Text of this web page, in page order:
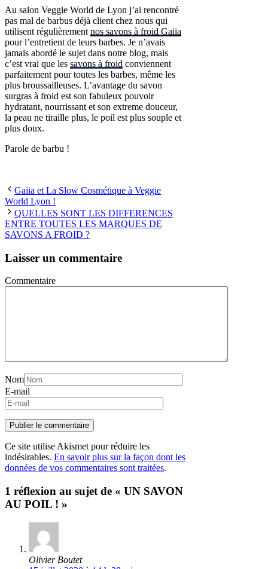
Au salon Veggie World de Lyon j’ai rencontré
pas mal de barbus déjà client chez nous qui
utilisent régulièrement nos savons à froid Gaiia
pour l’entretient de leurs barbes. Je n’avais
jamais abordé le sujet dans notre blog, mais
c’est vrai que les savons à froid conviennent
parfaitement pour toutes les barbes, même les
plus broussailleuses. L’avantage du savon
surgras à froid est son fabuleux pouvoir
hydratant, nourrissant et son extreme douceur,
la peau ne tiraille plus, le poil est plus souple et
plus doux.
Parole de barbu !
Gaiia et La Slow Cosmétique à Veggie
World Lyon !
QUELLES SONT LES DIFFERENCES
ENTRE TOUTES LES MARQUES DE
SAVONS A FROID ?
Laisser un commentaire
Commentaire
Nom
E-mail
Ce site utilise Akismet pour réduire les
indésirables. En savoir plus sur la façon dont les
données de vos commentaires sont traitées.
1 réflexion au sujet de « UN SAVON
AU POIL ! »
Olivier Boutet